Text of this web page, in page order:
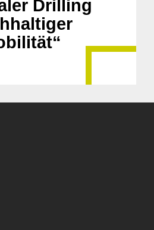
Drilling